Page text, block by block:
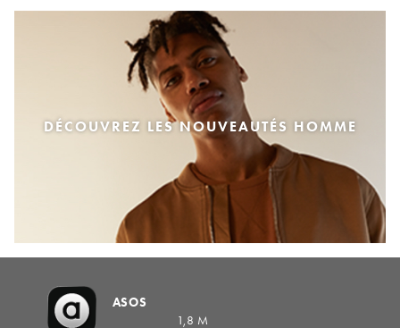
DÉCOUVREZ LES NOUVEAUTÉS HOMME
ASOS
1,8 M